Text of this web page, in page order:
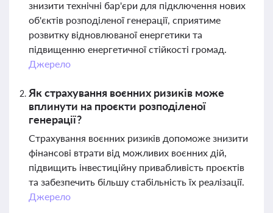
знизити технічні бар'єри для підключення нових
об'єктів розподіленої генерації, сприятиме
розвитку відновлюваної енергетики та
підвищенню енергетичної стійкості громад.
Джерело
Як страхування воєнних ризиків може
вплинути на проєкти розподіленої
генерації?
Страхування воєнних ризиків допоможе знизити
фінансові втрати від можливих воєнних дій,
підвищить інвестиційну привабливість проєктів
та забезпечить більшу стабільність їх реалізації.
Джерело